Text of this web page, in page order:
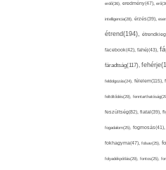
erdő(36), eredmény(47),
intelligencia(28), érzés(39),
étrend(194),
facebook(42), fahéj(43),
fáradtság(117),
feldolgozás(24), félelem(115),
feltöltődés(29),
feszültség(82), fiatal(39),
fogadalom(25), fogmosás(41),
fokhagyma(47), folsav(25),
folyadékpótlás(29), fontos(25),